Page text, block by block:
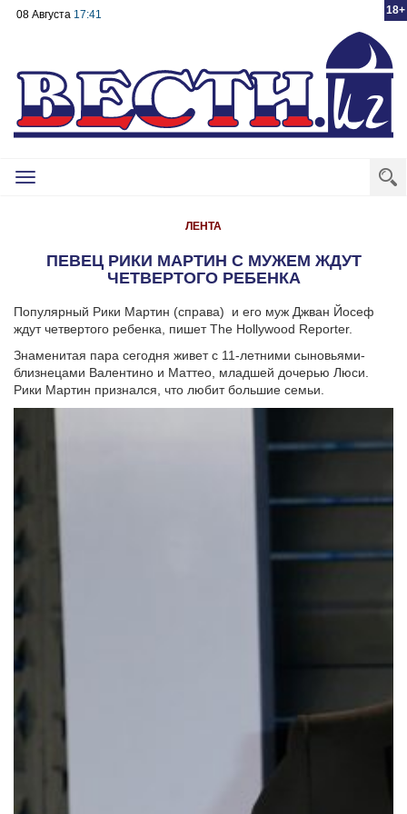
18+
08 Августа 17:41
Toggle
ЛЕНТА
ПЕВЕЦ РИКИ МАРТИН С МУЖЕМ ЖДУТ
ЧЕТВЕРТОГО РЕБЕНКА
Популярный Рики Мартин (справа) и его муж Джван Йосеф
ждут четвертого ребенка, пишет The Hollywood Reporter.
Знаменитая пара сегодня живет с 11-летними сыновьями-
близнецами Валентино и Маттео, младшей дочерью Люси.
Рики Мартин признался, что любит большие семьи.